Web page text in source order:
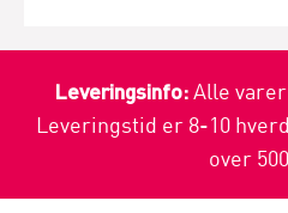
Leveringsinfo:Alle
Leveringstid er 8-10
over